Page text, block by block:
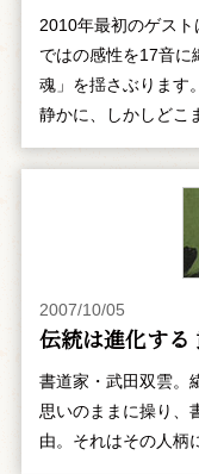
2010年最初のゲス
ではの感性を17音に
魂」を揺さぶります
静かに、しかしどこ
2007/10/05
伝統は進化する
書道家・武田双雲。
思いのままに操り、
由。それはその人柄